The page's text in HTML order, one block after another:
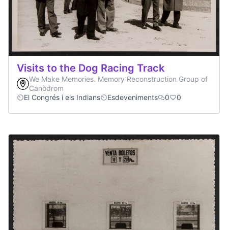
Visits to the Dog Racing Track
We Make Memories. Memory Reconstruction Group of
Canòdrom
El Congrés i els Indians
Esdeveniments 0 0